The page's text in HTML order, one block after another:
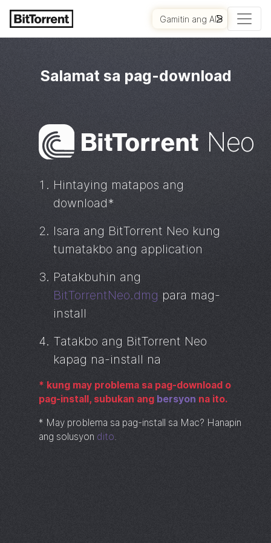
MAGSIMULA
Gamitin ang AI
Salamat sa pag-download
BitTorrent Neo
Hintaying matapos ang
download*
Isara ang BitTorrent Neo kung
tumatakbo ang application
Patakbuhin ang
BitTorrentNeo.dmg para mag-
install
Tatakbo ang BitTorrent Neo
kapag na-install na
* kung may problema sa pag-download o
pag-install, subukan ang bersyon na ito.
* May problema sa pag-install sa Mac? Hanapin
ang solusyon dito.